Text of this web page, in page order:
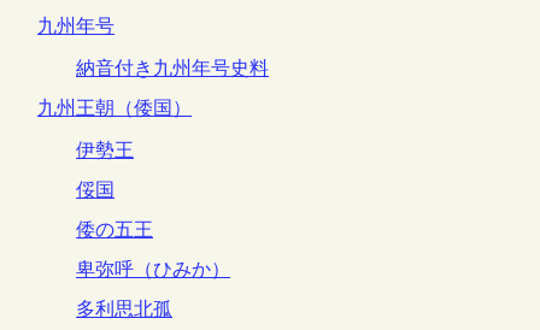
九州年号
納音付き九州年号史料
九州王朝（倭国）
伊勢王
俀国
倭の五王
卑弥呼（ひみか）
多利思北孤